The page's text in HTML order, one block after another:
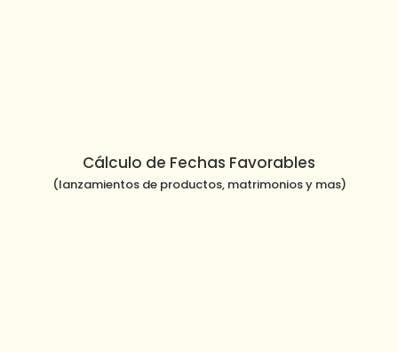
Cálculo de Fechas Favorables
(lanzamientos de productos, matrimonios y mas)